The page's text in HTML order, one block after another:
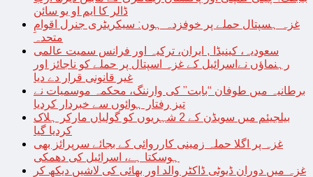
ڈالر کا ایم او یو سائن
غزہ ہسپتال حملے پر خوفزدہ ہوں: سیکریٹری جنرل اقوامِ
متحدہ
سعودیہ، کینیڈا , ایران، ترکیہ اور فرانس سمیت عالمی
رہنماؤں نےاسرائیل کے غزہ اسپتال پر حملے کو ناجائز اور
غیر قانونی قرار دے دیا
برطانیہ میں طوفان “بابت” کی وارننگ، محکمہ موسمیات نے
تیز رفتار ہوائوں سے خبردار کردیا
بیلجیئم میں سویڈن کے 2 شہریوں کو گولیاں مارکر ہلاک
کردیا گیا
غزہ پر اگلا حملہ زمینی کارروائی کے بجائے سرپرائز بھی
ہوسکتا ہے، اسرائیل کی دھمکی
غزہ میں دوران ڈیوٹی ڈاکٹر والد اور بھائی کی لاشیں دیکھ کر